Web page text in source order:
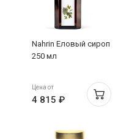
Nahrin Еловый сироп
250 мл
Цена от
4 815 ₽